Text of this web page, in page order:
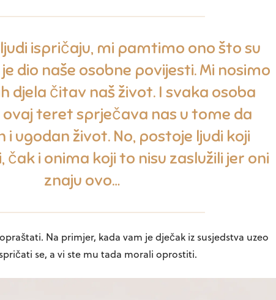
ispričaju, mi pamtimo ono što su
dio naše osobne povijesti. Mi nosimo
djela čitav naš život. I svaka osoba
teret sprječava nas u tome da
i ugodan život. No, postoje ljudi koji
i onima koji to nisu zaslužili jer oni
znaju ovo…
Na primjer, kada vam je dječak iz susjedstva uzeo
se, a vi ste mu tada morali oprostiti.